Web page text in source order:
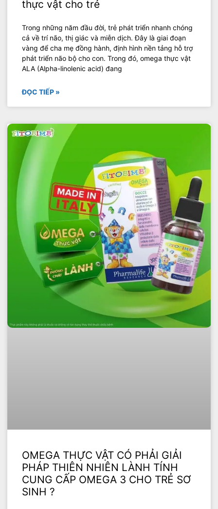
thực vật cho trẻ
Trong những năm đầu đời, trẻ phát triển nhanh chóng
cả về trí não, thị giác và miễn dịch. Đây là giai đoạn
vàng để cha mẹ đồng hành, định hình nền tảng hỗ trợ
phát triển não bộ cho con. Trong đó, omega thực vật
ALA (Alpha-linolenic acid) đang
ĐỌC TIẾP »
OMEGA THỰC VẬT CÓ PHẢI GIẢI
PHÁP THIÊN NHIÊN LÀNH TÍNH
CUNG CẤP OMEGA 3 CHO TRẺ SƠ
SINH ?